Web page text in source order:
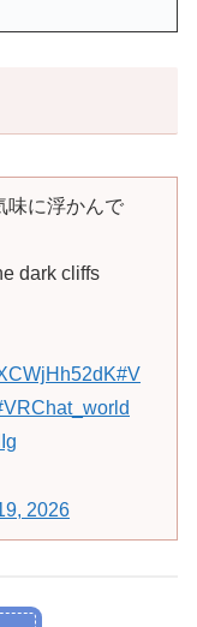
味に浮かんで
dark cliffs
#V
2026